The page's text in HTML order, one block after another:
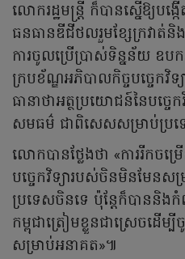
លោករដ្ឋមន្ត្រី ក៏បានស្នើឱ្យបង្
ធនធានឌីជីថលរួមខ្សែក្រវាត់និ
ការចូលប្រើប្រាស់ទិន្នន័យ ឧ
ក្របខ័ណ្ឌអភិបាលកិច្ចបច្ចេកវិ
ធានាថាអត្ថប្រយោជន៍នៃបច្ចេ
សមធម៌ ជាពិសេសសម្រាប់ប្រ
លោកបានថ្លែងថា «ការរីកច
បច្ចេកវិទ្យារបស់ចិនមិនមែនស
ប្រទេសចិនទេ ប៉ុន្តែក៏បាននិ
កម្ពុជាត្រៀមខ្លួនជាស្រេចដើ
សម្រាប់អនាគត»៕